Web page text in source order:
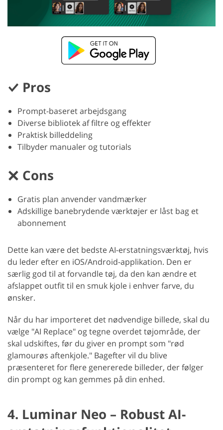
Pros
Prompt-baseret arbejdsgang
Diverse bibliotek af filtre og effekter
Praktisk billeddeling
Tilbyder manualer og tutorials
Cons
Gratis plan anvender vandmærker
Adskillige banebrydende værktøjer er låst bag et
abonnement
Dette kan være det bedste AI-erstatningsværktøj, hvis
du leder efter en iOS/Android-applikation. Den er
særlig god til at forvandle tøj, da den kan ændre et
afslappet outfit til en smuk kjole i enhver farve, du
ønsker.
Når du har importeret det nødvendige billede, skal du
vælge "AI Replace" og tegne overdet tøjområde, der
skal udskiftes, før du giver en prompt som "rød
glamourøs aftenkjole." Bagefter vil du blive
præsenteret for flere genererede billeder, der følger
din prompt og kan gemmes på din enhed.
4. Luminar Neo – Robust AI-